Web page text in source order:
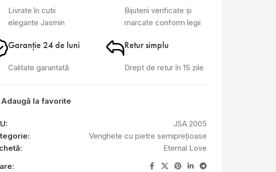
Livrate în cutii
elegante Jasmin
Bijuterii verificate și
marcate conform legii
Garanție 24 de luni
Calitate garantată
Retur simplu
Drept de retur în 15 zile
Adaugă la favorite
JSA 2005
Verighete cu pietre semiprețioase
Eternal Love